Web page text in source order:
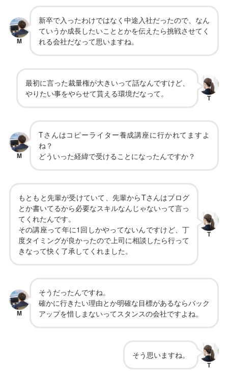
M
新卒で入ったわけではなく中途入社だったので、なん
ていうか成長したいこととかを伝えたら挑戦させてく
れる会社だなって思いますね。
最初に言った裁量権が大きいって話なんですけど、
やりたい事をやらせて貰える環境だなって。
T
M
Tさんはコピーライター養成講座に行かれてますよ
ね？
どういった経緯で受けることになったんですか？
もともと先輩が受けていて、先輩からTさんはブログ
とか書いてるから必要なスキルなんじゃないって言っ
てくれたんです。
その講座って年に1回しかやってないんですけど、丁
度タイミングが良かったので上司に相談したら行って
きなって快く了承してくれました。
T
M
そうだったんですね。
確かに行きたい理由とか明確な目標があるならバック
アップを惜しまないってスタンスの会社ですよね。
そう思いますね。
T